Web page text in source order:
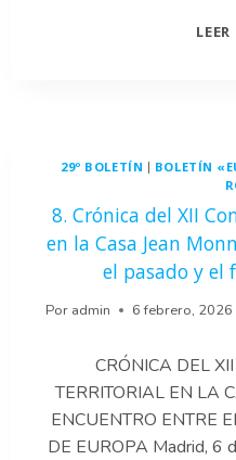
29º BOLETÍN | BOLETÍN
8. Crónica del XII
en la Casa Jean
el pasado y el
Por admin 6 febrero, 2026
CRÓNICA DEL
TERRITORIAL EN LA
ENCUENTRO ENTRE
DE EUROPA Madrid, 6